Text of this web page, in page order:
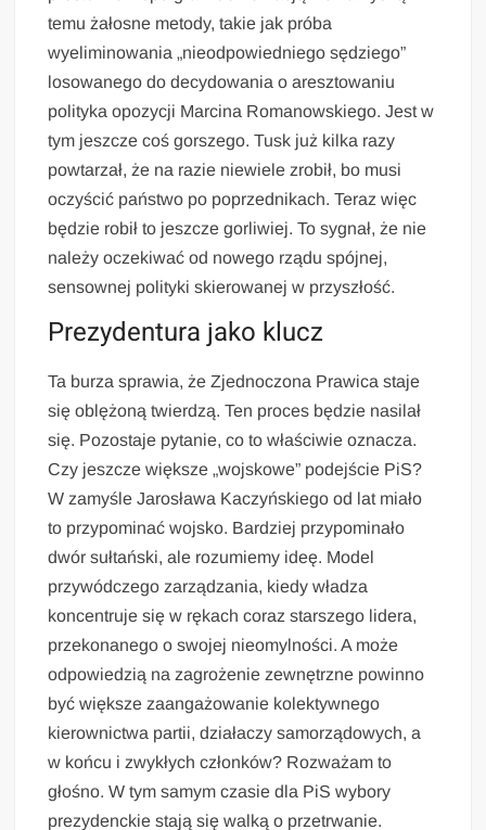
temu żałosne metody, takie jak próba
wyeliminowania „nieodpowiedniego sędziego”
losowanego do decydowania o aresztowaniu
polityka opozycji Marcina Romanowskiego. Jest w
tym jeszcze coś gorszego. Tusk już kilka razy
powtarzał, że na razie niewiele zrobił, bo musi
oczyścić państwo po poprzednikach. Teraz więc
będzie robił to jeszcze gorliwiej. To sygnał, że nie
należy oczekiwać od nowego rządu spójnej,
sensownej polityki skierowanej w przyszłość.
Prezydentura jako klucz
Ta burza sprawia, że Zjednoczona Prawica staje
się oblężoną twierdzą. Ten proces będzie nasilał
się. Pozostaje pytanie, co to właściwie oznacza.
Czy jeszcze większe „wojskowe” podejście PiS?
W zamyśle Jarosława Kaczyńskiego od lat miało
to przypominać wojsko. Bardziej przypominało
dwór sułtański, ale rozumiemy ideę. Model
przywódczego zarządzania, kiedy władza
koncentruje się w rękach coraz starszego lidera,
przekonanego o swojej nieomylności. A może
odpowiedzią na zagrożenie zewnętrzne powinno
być większe zaangażowanie kolektywnego
kierownictwa partii, działaczy samorządowych, a
w końcu i zwykłych członków? Rozważam to
głośno. W tym samym czasie dla PiS wybory
prezydenckie stają się walką o przetrwanie.